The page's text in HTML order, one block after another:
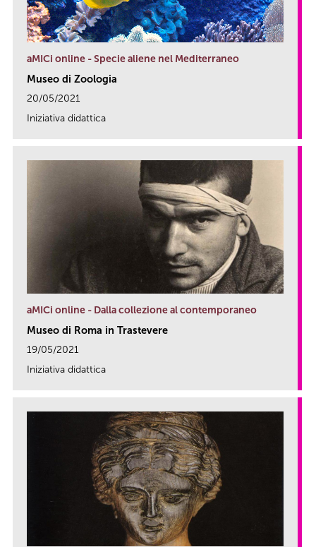
aMICi online - Specie aliene nel Mediterraneo
Museo di Zoologia
20/05/2021
Iniziativa didattica
aMICi online - Dalla collezione al contemporaneo
Museo di Roma in Trastevere
19/05/2021
Iniziativa didattica